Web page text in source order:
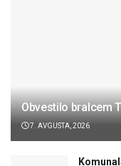
Obvestilo bralcem
7. AVGUSTA, 2026